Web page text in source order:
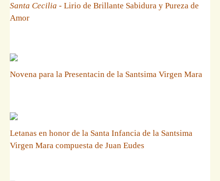
Santa Cecilia - Lirio de Brillante Sabidura y Pureza de
Amor
Novena para la Presentacin de la Santsima Virgen Mara
Letanas en honor de la Santa Infancia de la Santsima
Virgen Mara compuesta de Juan Eudes